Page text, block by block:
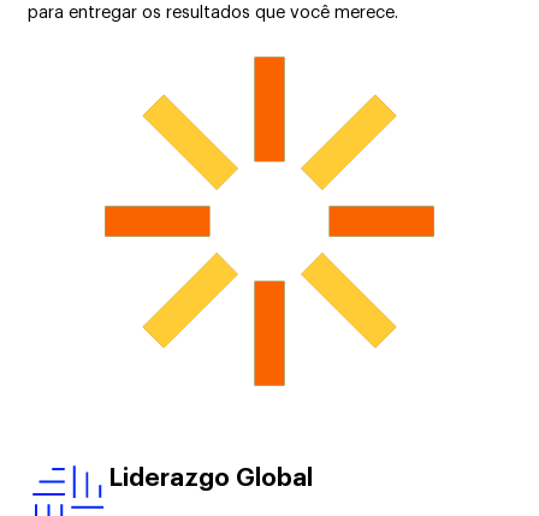
para entregar os resultados que você merece.
Liderazgo Global